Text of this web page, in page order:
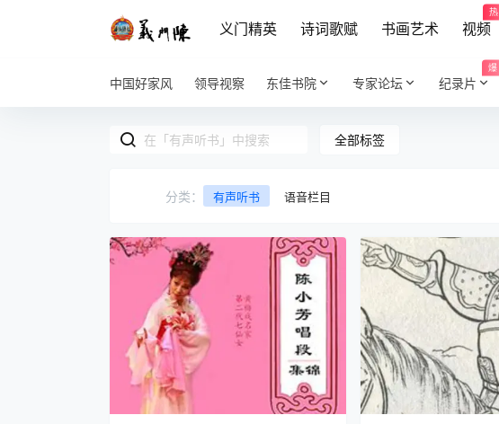
义门精英 诗词歌赋 书画艺术 视频
热
中国好家风 领导视察 东佳书院 专家论坛 纪录片
爆
全部标签
分类： 有声听书 语音栏目